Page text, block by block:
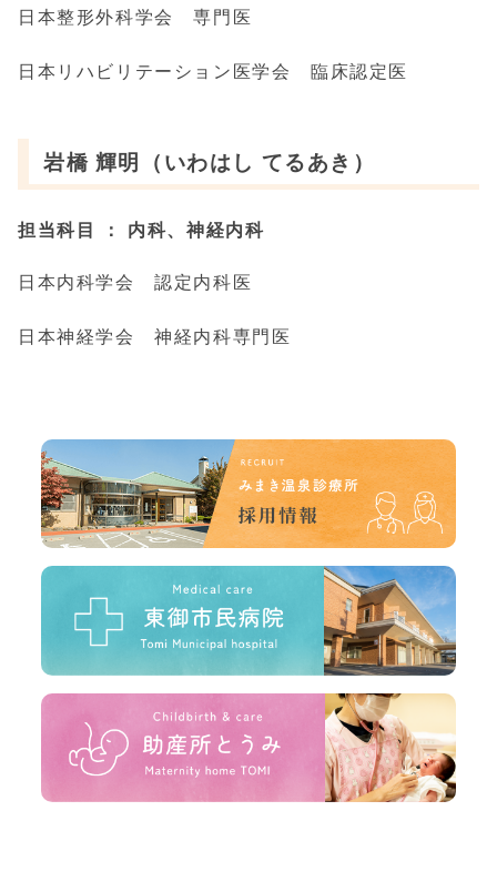
日本整形外科学会 専門医
日本リハビリテーション医学会 臨床認定医
岩橋 輝明（いわはし てるあき）
担当科目 ： 内科、神経内科
日本内科学会 認定内科医
日本神経学会 神経内科専門医